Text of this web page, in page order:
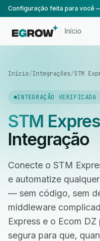
Início
Início/Integrações/STM
INTEGRAÇÃO VERIFICADA
STM
Integração
Conecte o STM
e automatize
— sem código, sem
middleware
Express e o Ecom
segura para que,